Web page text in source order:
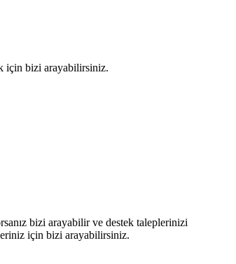
için bizi arayabilirsiniz.
bizi arayabilir ve destek taleplerinizi
için bizi arayabilirsiniz.